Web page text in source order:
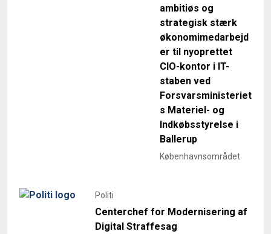
ambitiøs og
strategisk stærk
økonomimedarbejd
er til nyoprettet
CIO-kontor i IT-
staben ved
Forsvarsministeriet
s Materiel- og
Indkøbsstyrelse i
Ballerup
Københavnsområdet
Politi
Centerchef for Modernisering af
Digital Straffesag